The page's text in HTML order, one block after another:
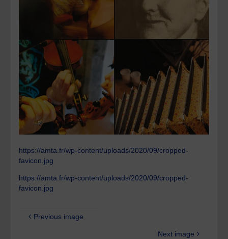
https://amta.fr/wp-content/uploads/2020/09/cropped-
favicon.jpg
https://amta.fr/wp-content/uploads/2020/09/cropped-
favicon.jpg
Previous image
Next image